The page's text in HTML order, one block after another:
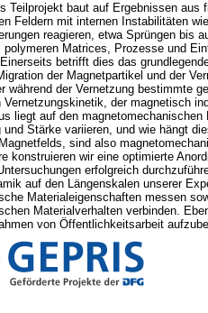
Teilprojekt baut auf Ergebnissen
Feldern mit internen Instabilitäten
reagieren, etwa Sprüngen bis
Matrices, Prozesse und
betrifft dies das
der Magnetpartikel und der
während der Vernetzung bestimmte
Vernetzungskinetik, der magnetisch
liegt auf den
und Stärke variieren, und wie hängt
sind also
konstruieren wir eine optimierte
erfolgreich
auf den Längenskalen unserer
Materialeigenschaften messen
Materialverhalten verbinden.
von Öffentlichkeitsarbeit